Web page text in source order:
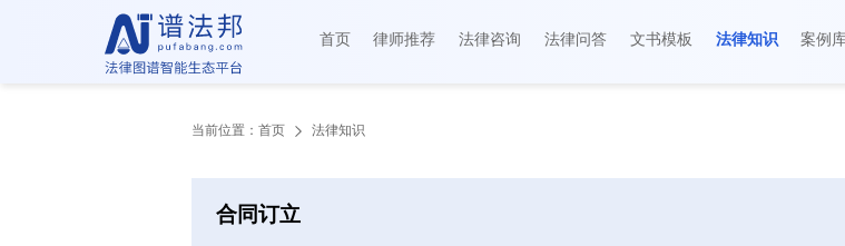
首页 律师推荐 法律咨询 法律问答 文书模板 法律知识 案例
当前位置： 首页 法律知识
合同订立